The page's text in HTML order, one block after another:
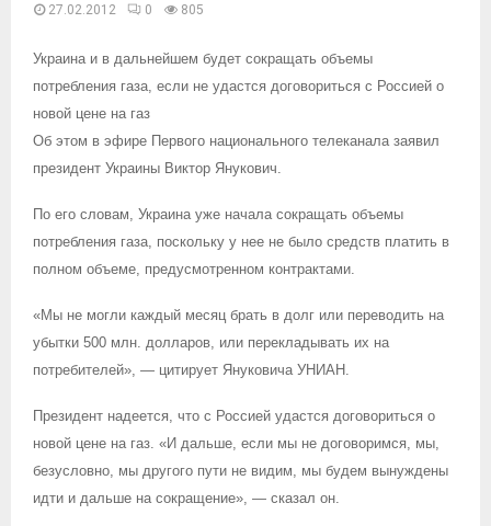
27.02.2012 0 805
Украина и в дальнейшем будет сокращать объемы
потребления газа, если не удастся договориться с Россией о
новой цене на газ
Об этом в эфире Первого национального телеканала заявил
президент Украины Виктор Янукович.
По его словам, Украина уже начала сокращать объемы
потребления газа, поскольку у нее не было средств платить в
полном объеме, предусмотренном контрактами.
«Мы не могли каждый месяц брать в долг или переводить на
убытки 500 млн. долларов, или перекладывать их на
потребителей», — цитирует Януковича УНИАН.
Президент надеется, что с Россией удастся договориться о
новой цене на газ. «И дальше, если мы не договоримся, мы,
безусловно, мы другого пути не видим, мы будем вынуждены
идти и дальше на сокращение», — сказал он.